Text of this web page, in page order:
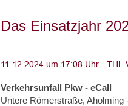
Das Einsatzjahr
Verkehrsunfall Pkw - eCall
Untere Römerstraße,